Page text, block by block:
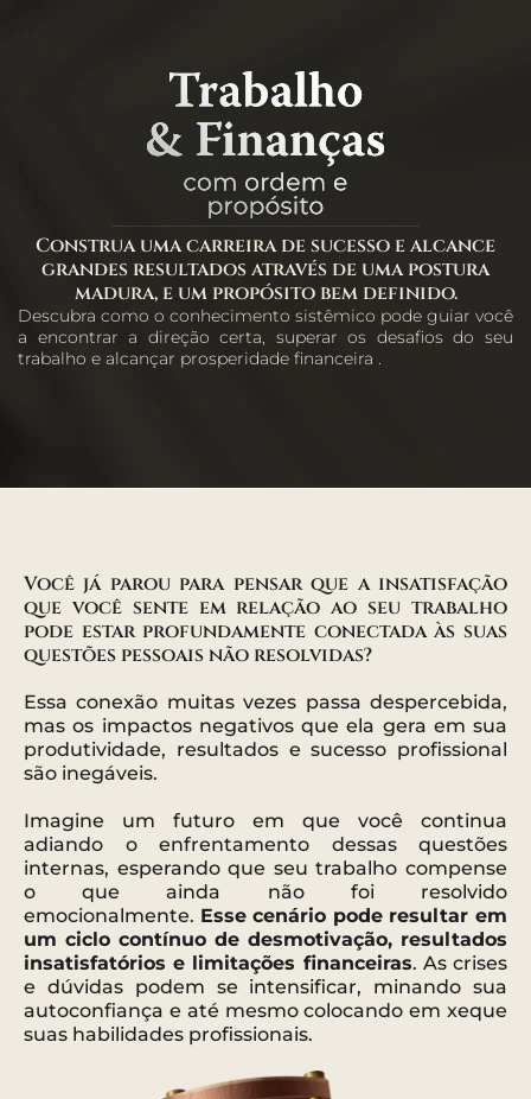
Construa uma carreira de sucesso e alcance
grandes resultados através de uma postura
madura, e um propósito bem definido.
Descubra como o conhecimento sistêmico pode guiar você
a encontrar a direção certa, superar os desafios do seu
trabalho e alcançar prosperidade financeira .
Você já parou para pensar que a insatisfação
que você sente em relação ao seu trabalho
pode estar profundamente conectada às suas
questões pessoais não resolvidas?
Essa conexão muitas vezes passa despercebida,
mas os impactos negativos que ela gera em sua
produtividade, resultados e sucesso profissional
são inegáveis.
Imagine um futuro em que você continua
adiando o enfrentamento dessas questões
internas, esperando que seu trabalho compense
o que ainda não foi resolvido
emocionalmente. Esse cenário pode resultar em
um ciclo contínuo de desmotivação, resultados
insatisfatórios e limitações financeiras. As crises
e dúvidas podem se intensificar, minando sua
autoconfiança e até mesmo colocando em xeque
suas habilidades profissionais.